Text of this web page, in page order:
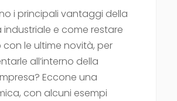
i principali vantaggi della
e come restare
con le ultime novità, per
all’interno della
Eccone una
con alcuni esempi